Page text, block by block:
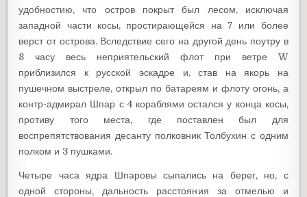
удобностию, что остров покрыт был лесом, исключая
западной части косы, простирающейся на 7 или более
верст от острова. Вследствие сего на другой день поутру в
8 часу весь неприятельский флот при ветре W
приблизился к русской эскадре и, став на якорь на
пушечном выстреле, открыл по батареям и флоту огонь, а
контр-адмирал Шпар с 4 кораблями остался у конца косы,
противу того места, где поставлен был для
воспрепятствования десанту полковник Толбухин с одним
полком и 3 пушками.
Четыре часа ядра Шпаровы сыпались на берег, но, с
одной стороны, дальность расстояния за отмелью и